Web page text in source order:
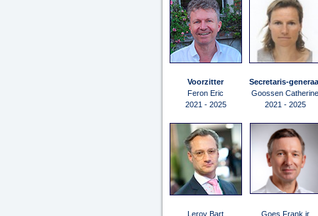
Voorzitter
Feron Eric
2021 - 2025
Secretaris-
Goossen
2021 - 2025
Leroy Bart
Goes Frank jr